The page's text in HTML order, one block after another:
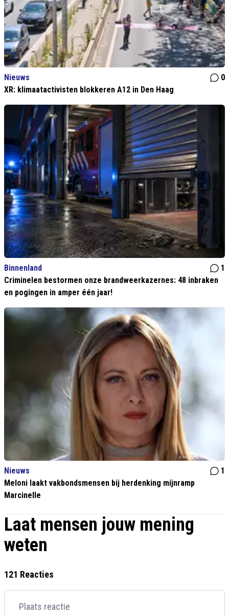
Nieuws
0
XR: klimaatactivisten blokkeren A12 in Den Haag
Binnenland
1
Criminelen bestormen onze brandweerkazernes: 48 inbraken
en pogingen in amper één jaar!
Nieuws
1
Meloni laakt vakbondsmensen bij herdenking mijnramp
Marcinelle
Laat mensen jouw mening
weten
121 Reacties